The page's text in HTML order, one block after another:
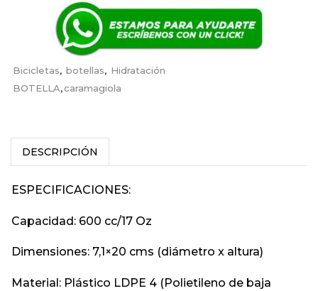
Bicicletas, botellas, Hidratación
BOTELLA,caramagiola
DESCRIPCIÓN
ESPECIFICACIONES:
Capacidad: 600 cc/17 Oz
Dimensiones: 7,1×20 cms (diámetro x altura)
Material: Plástico LDPE 4 (Polietileno de baja